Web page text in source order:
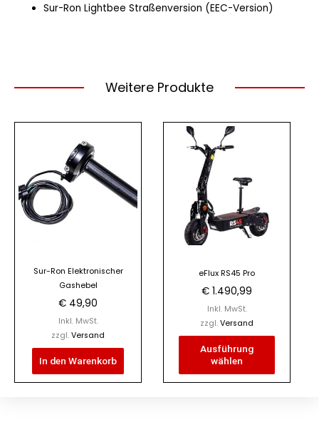
Sur-Ron Lightbee Straßenversion (EEC-Version)
Weitere Produkte
Sur-Ron Elektronischer
Gashebel
€ 49,90
Inkl. MwSt.
zzgl. Versand
In den Warenkorb
eFlux RS45 Pro
€ 1.490,99
Inkl. MwSt.
zzgl. Versand
Ausführung
wählen
Dieses
Produkt
mehrere
Varianten
auf.
können
auf
der
Produktseite
gewählt
werden